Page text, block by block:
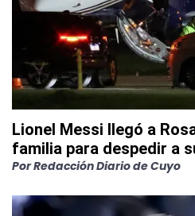
Lionel Messi llegó a
familia para despedir a
PorRedacción Diario de Cuyo